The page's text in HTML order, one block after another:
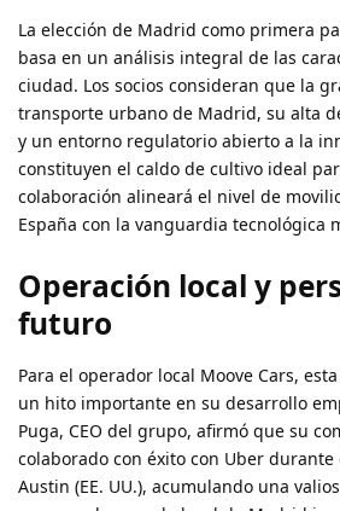
La elección de Madrid como primera
basa en un análisis integral de las
ciudad. Los socios consideran que la
transporte urbano de Madrid, su alta
y un entorno regulatorio abierto a la
constituyen el caldo de cultivo ideal
colaboración alineará el nivel de
España con la vanguardia tecnológica
Operación local y
futuro
Para el operador local Moove Cars,
un hito importante en su desarrollo
Puga, CEO del grupo, afirmó que su
colaborado con éxito con Uber durante
Austin (EE. UU.), acumulando una